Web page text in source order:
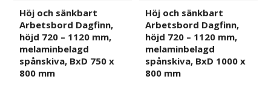
mm,
melaminbelagd
spånskiva,
BxD
750
Höj och sänkbart
Arbetsbord Dagfinn,
höjd 720 – 1120 mm,
melaminbelagd
spånskiva, BxD 750 x
800 mm
mm,
melaminbelagd
spånskiva,
BxD
1000
Höj och sänkbart
Arbetsbord Dagfinn,
höjd 720 – 1120 mm,
melaminbelagd
spånskiva, BxD 1000 x
800 mm